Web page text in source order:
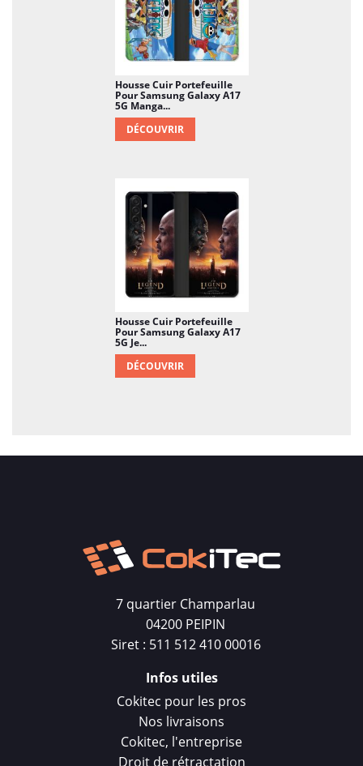
Housse Cuir Portefeuille
Pour Samsung Galaxy A17
5G Manga...
DÉCOUVRIR
Housse Cuir Portefeuille
Pour Samsung Galaxy A17
5G Je...
DÉCOUVRIR
7 quartier Champarlau
04200 PEIPIN
Siret : 511 512 410 00016
Infos utiles
Cokitec pour les pros
Nos livraisons
Cokitec, l'entreprise
Droit de rétractation